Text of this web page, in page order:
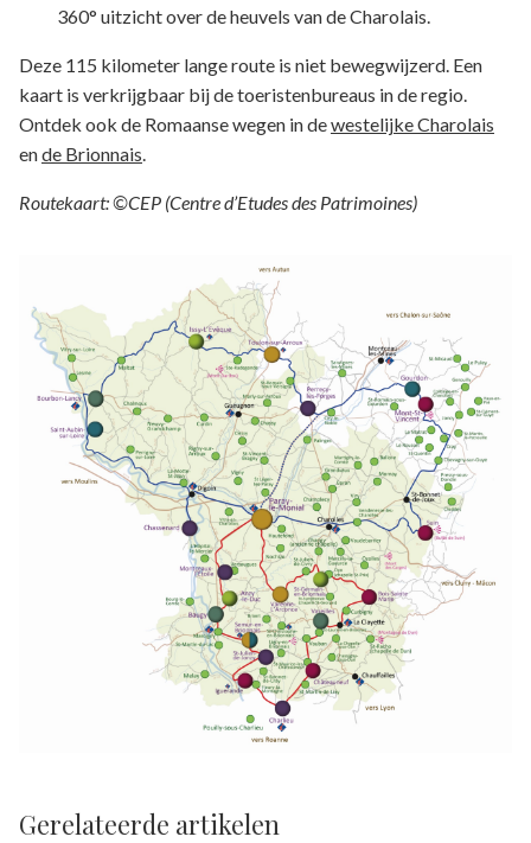
360° uitzicht over de heuvels van de Charolais.
Deze 115 kilometer lange route is niet bewegwijzerd. Een
kaart is verkrijgbaar bij de toeristenbureaus in de regio.
Ontdek ook de Romaanse wegen in dewestelijke Charolais
ende Brionnais
Routekaart: ©CEP (Centre d’Etudes des Patrimoines)
Gerelateerde artikelen